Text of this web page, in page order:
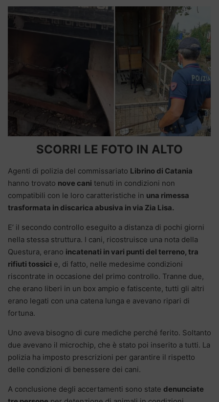
SCORRI LE FOTO IN ALTO
Agenti di polizia del commissariato Librino di Catania
hanno trovato nove cani tenuti in condizioni non
compatibili con le loro caratteristiche in una rimessa
trasformata in discarica abusiva in via Zia Lisa.
E’ il secondo controllo eseguito a distanza di pochi giorni
nella stessa struttura. I cani, ricostruisce una nota della
Questura, erano incatenati in vari punti del terreno, tra
rifiuti tossici e, di fatto, nelle medesime condizioni
riscontrate in occasione del primo controllo. Tranne due,
che erano liberi in un box ampio e fatiscente, tutti gli altri
erano legati con una catena lunga e avevano ripari di
fortuna.
Uno aveva bisogno di cure mediche perché ferito. Soltanto
due avevano il microchip, che è stato poi inserito a tutti. La
polizia ha imposto prescrizioni per garantire il rispetto
delle condizioni di benessere dei cani.
A conclusione degli accertamenti sono state denunciate